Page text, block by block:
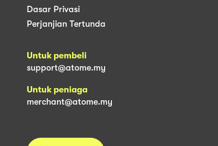
Dasar Privasi
Perjanjian Tertunda
Untuk pembeli
support@atome.my
Untuk peniaga
merchant@atome.my